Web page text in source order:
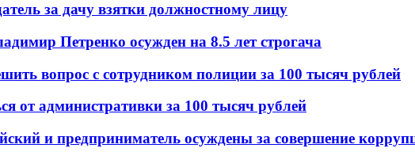
за дачу взятки должностному лицу
Петренко осужден на 8.5 лет строгача
вопрос с сотрудником полиции за 100 тысяч рублей
от административки за 100 тысяч рублей
и предприниматель осуждены за совершение